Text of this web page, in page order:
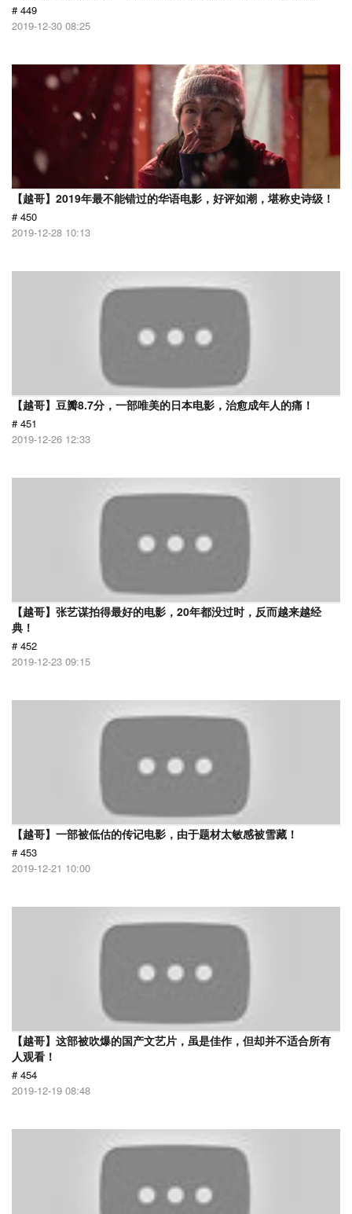
# 449
2019-12-30 08:25
【越哥】2019年最不能错过的华语电影，好评如潮，堪称史诗级！
# 450
2019-12-28 10:13
【越哥】豆瓣8.7分，一部唯美的日本电影，治愈成年人的痛！
# 451
2019-12-26 12:33
【越哥】张艺谋拍得最好的电影，20年都没过时，反而越来越经
典！
# 452
2019-12-23 09:15
【越哥】一部被低估的传记电影，由于题材太敏感被雪藏！
# 453
2019-12-21 10:00
【越哥】这部被吹爆的国产文艺片，虽是佳作，但却并不适合所有
人观看！
# 454
2019-12-19 08:48